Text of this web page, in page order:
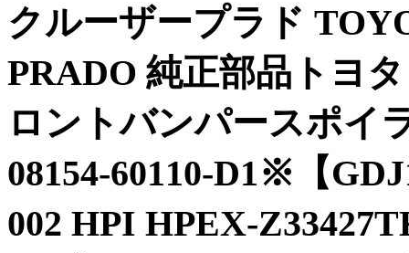
クルーザープラド
PRADO 純正部品トヨ
ロントバンパースポイ
08154-60110-D1※【
002 HPI HPEX-